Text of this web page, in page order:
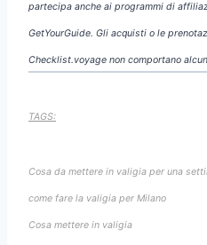
partecipa anche ai programmi di
GetYourGuide. Gli acquisti o le
Checklist.voyage non comportano
TAGS:
Cosa da mettere in valigia per una
come fare la valigia per Milano
Cosa mettere in valigia